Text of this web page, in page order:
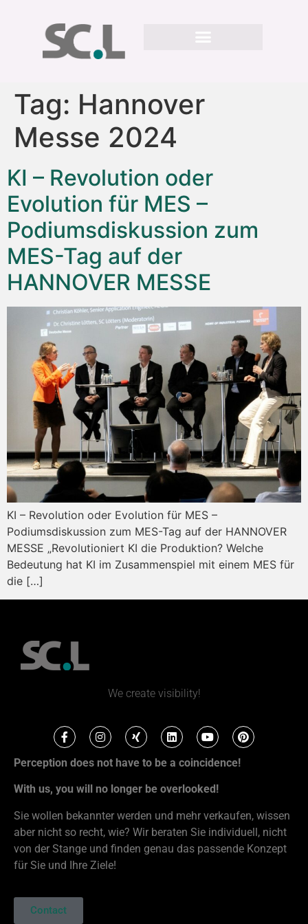
Tag: Hannover
Messe 2024
KI – Revolution oder
Evolution für MES –
Podiumsdiskussion zum
MES-Tag auf der
HANNOVER MESSE
KI – Revolution oder Evolution für MES –
Podiumsdiskussion zum MES-Tag auf der HANNOVER
MESSE „Revolutioniert KI die Produktion? Welche
Bedeutung hat KI im Zusammenspiel mit einem MES für
die […]
We create visibility!
Perception does not have to be a coincidence!
With us, you will no longer be overlooked!
Sie wollen bekannter werden und mehr verkaufen, wissen
aber nicht so recht, wie? Wir beraten Sie individuell, nicht
von der Stange und finden genau das passende Konzept
für Sie und Ihre Ziele!
Contact